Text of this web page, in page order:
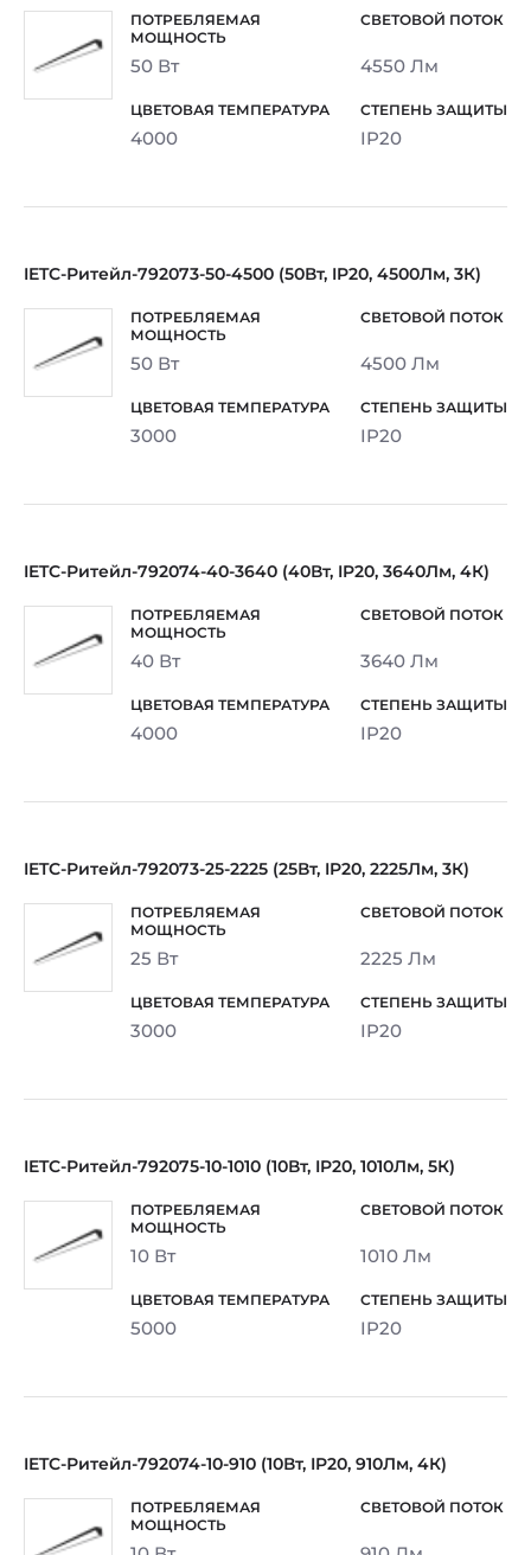
50 Вт 4550 Лм
4000 IP20
IETC-Ритейл-792073-50-4500 (50Вт, IP20, 4500Лм, 3К)
50 Вт 4500 Лм
3000 IP20
IETC-Ритейл-792074-40-3640 (40Вт, IP20, 3640Лм, 4К)
40 Вт 3640 Лм
4000 IP20
IETC-Ритейл-792073-25-2225 (25Вт, IP20, 2225Лм, 3К)
25 Вт 2225 Лм
3000 IP20
IETC-Ритейл-792075-10-1010 (10Вт, IP20, 1010Лм, 5К)
10 Вт 1010 Лм
5000 IP20
IETC-Ритейл-792074-10-910 (10Вт, IP20, 910Лм, 4К)